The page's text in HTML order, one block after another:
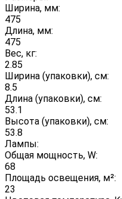
Ширина, мм:
475
Длина, мм:
475
Вес, кг:
2.85
Ширина (упаковки), см:
8.5
Длина (упаковки), см:
53.1
Высота (упаковки), см:
53.8
Лампы:
Общая мощность, W:
68
Площадь освещения, м²:
23